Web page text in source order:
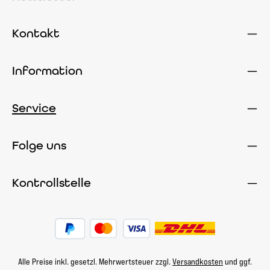
Nicht-EU-Landwirtschaft
ÖKO-006.
Brombeerblätter,
Malvenblüten,
Apfelminzblätter und
kontrolliert-biologischem
Anbau | DE-ÖKO-006
Kontakt
Information
Service
Folge uns
Kontrollstelle
Alle Preise inkl. gesetzl. Mehrwertsteuer zzgl. Versandkosten und ggf.